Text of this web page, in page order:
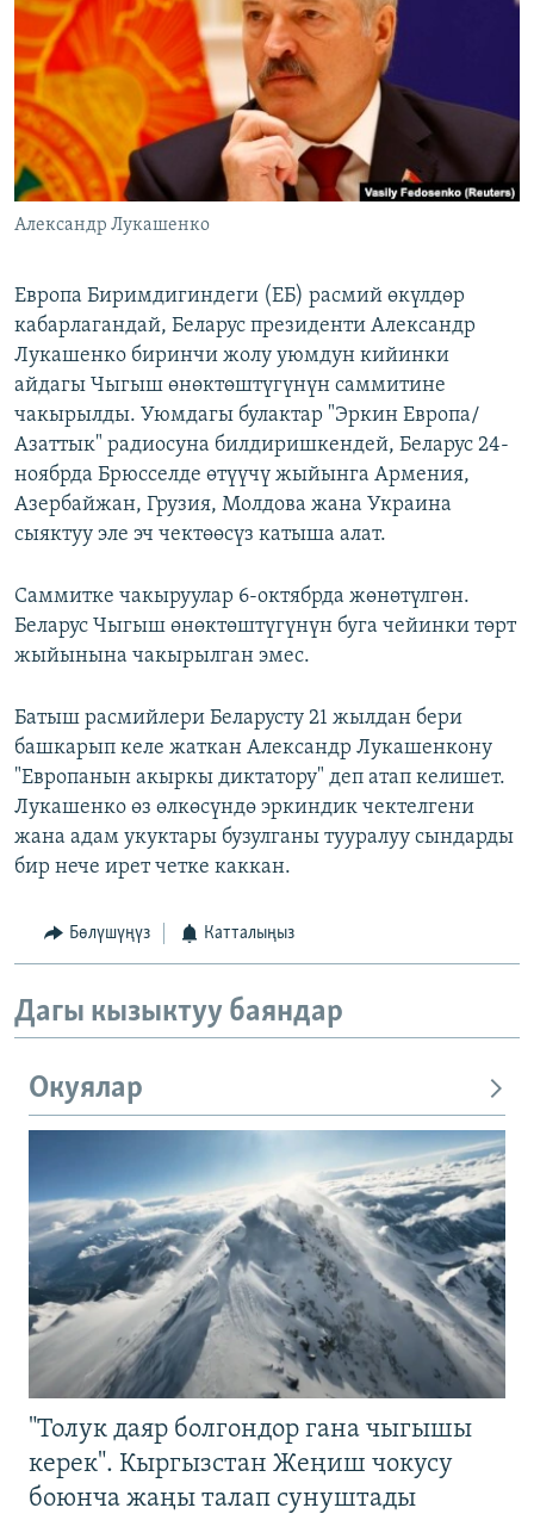
ЭЖЕ-СИҢДИЛЕР
АЗАТТЫК+
ЫҢГАЙСЫЗ СУРООЛОР
ОНЛАЙН ШЕРИНЕ
ЭЕ/АРнун бардык сайттары
Александр Лукашенко
Европа Биримдигиндеги (ЕБ) расмий өкүлдөр
кабарлагандай, Беларус президенти Александр
Лукашенко биринчи жолу уюмдун кийинки
айдагы Чыгыш өнөктөштүгүнүн саммитине
чакырылды. Уюмдагы булактар "Эркин Европа/
Азаттык" радиосуна билдиришкендей, Беларус 24-
ноябрда Брюсселде өтүүчү жыйынга Армения,
Азербайжан, Грузия, Молдова жана Украина
сыяктуу эле эч чектөөсүз катыша алат.
Саммитке чакыруулар 6-октябрда жөнөтүлгөн.
Беларус Чыгыш өнөктөштүгүнүн буга чейинки төрт
жыйынына чакырылган эмес.
Батыш расмийлери Беларусту 21 жылдан бери
башкарып келе жаткан Александр Лукашенкону
"Европанын акыркы диктатору" деп атап келишет.
Лукашенко өз өлкөсүндө эркиндик чектелгени
жана адам укуктары бузулганы тууралуу сындарды
бир нече ирет четке каккан.
Бөлүшүңүз Катталыңыз
Дагы кызыктуу баяндар
Окуялар
"Толук даяр болгондор гана чыгышы
керек". Кыргызстан Жеңиш чокусу
боюнча жаңы талап сунуштады